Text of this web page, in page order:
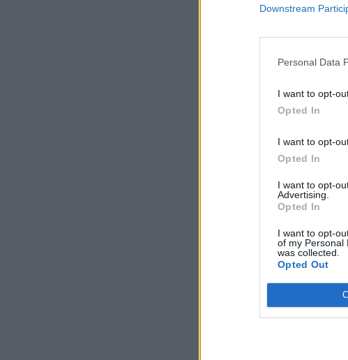
Downstream
Personal Data
I want to opt-
Opted In
I want to opt-
Opted In
I want to opt-
Advertising.
Opted In
I want to opt-
of my Personal
was collected.
Opted Out